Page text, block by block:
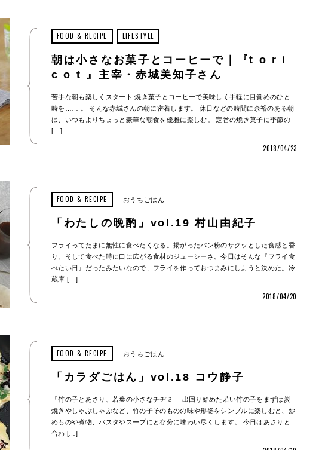
FOOD & RECIPE LIFESTYLE
朝は小さなお菓子とコーヒーで｜『t o r i
c o t 』主宰・赤城美知子さん
苦手な朝も楽しくスタート 焼き菓子とコーヒーで美味しく手軽に目覚めのひと
時を…… 。 そんな赤城さんの朝に密着します。 休日などの時間に余裕のある朝
は、いつもよりちょっと豪華な朝食を優雅に楽しむ。 定番の焼き菓子に季節の
[…]
2018/04/23
FOOD & RECIPE おうちごはん
「わたしの晩酌」vol.19 村山由紀子
フライってたまに無性に食べたくなる。揚がったパン粉のサクッとした食感と香
り、そして食べた時に口に広がる食材のジューシーさ。今日はそんな『フライ食
べたい日』だったみたいなので、フライを作っておつまみにしようと決めた。冷
蔵庫 […]
2018/04/20
FOOD & RECIPE おうちごはん
「カラダごはん」vol.18 コウ静子
「竹の子とあさり、若葉の小さなチヂミ」 出回り始めた若い竹の子をまずは炭
焼きやしゃぶしゃぶなど、竹の子そのものの味や形姿をシンプルに楽しむと、炒
めものや煮物、パスタやスープにと存分に味わい尽くします。 今日はあさりと
合わ […]